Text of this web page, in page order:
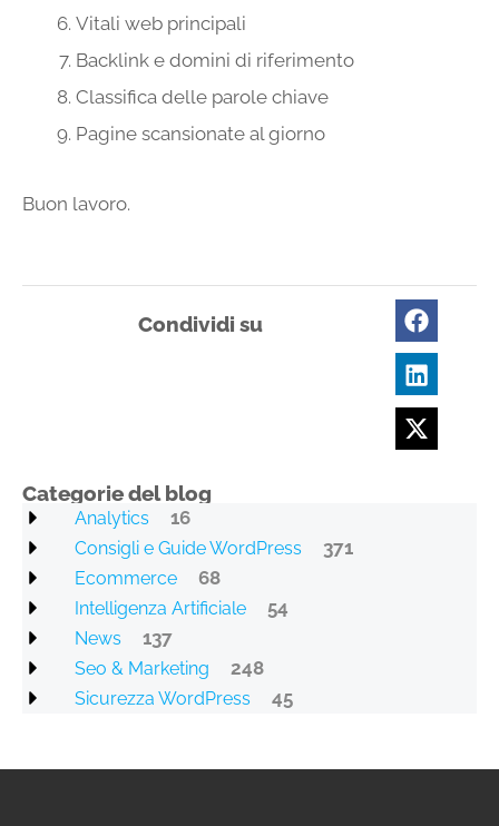
Vitali web principali
Backlink e domini di riferimento
Classifica delle parole chiave
Pagine scansionate al giorno
Buon lavoro.
Condividi su
Categorie del blog
Analytics 16
Consigli e Guide WordPress 371
Ecommerce 68
Intelligenza Artificiale 54
News 137
Seo & Marketing 248
Sicurezza WordPress 45